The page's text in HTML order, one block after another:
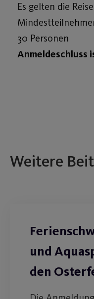
Es gelten die
30 Personen
Anmeldeschluss
Weitere
und
den